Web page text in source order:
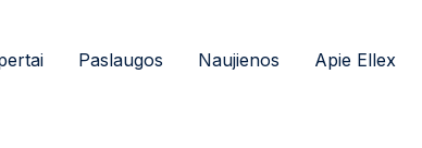
Paslaugos Naujienos Apie Ellex